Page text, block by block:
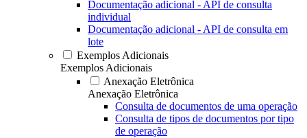
Documentação adicional - API de consulta
individual
Documentação adicional - API de consulta em
lote
Exemplos Adicionais
Exemplos Adicionais
Anexação Eletrônica
Anexação Eletrônica
Consulta de documentos de uma operação
Consulta de tipos de documentos por tipo
de operação